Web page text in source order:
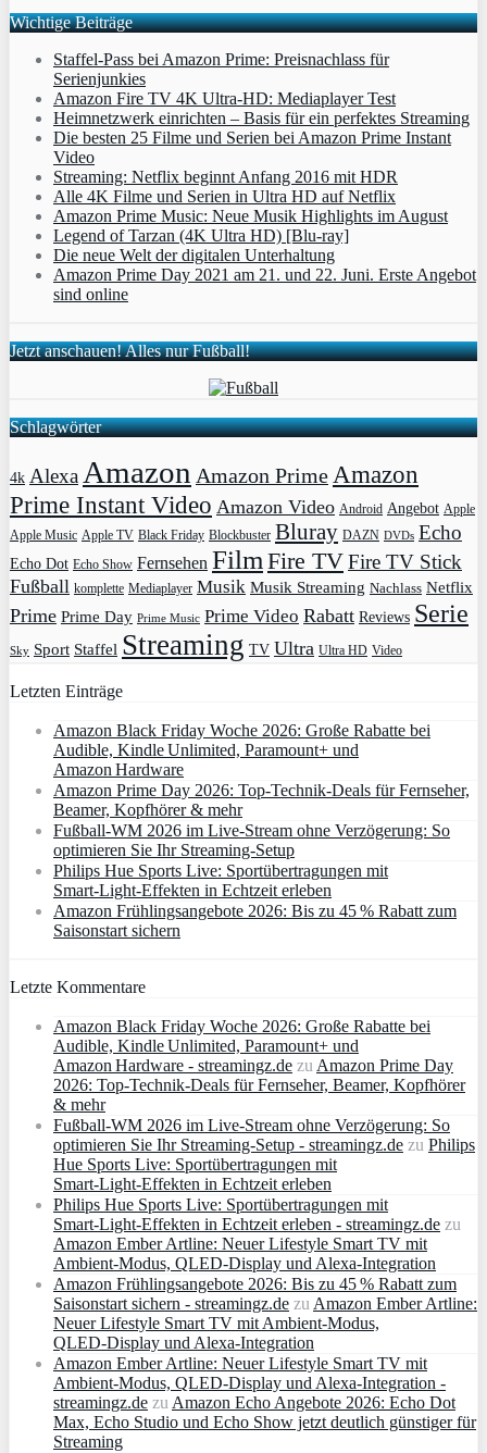
Wichtige Beiträge
Staffel-Pass bei Amazon Prime: Preisnachlass für
Serienjunkies
Amazon Fire TV 4K Ultra-HD: Mediaplayer Test
Heimnetzwerk einrichten – Basis für ein perfektes Streaming
Die besten 25 Filme und Serien bei Amazon Prime Instant
Video
Streaming: Netflix beginnt Anfang 2016 mit HDR
Alle 4K Filme und Serien in Ultra HD auf Netflix
Amazon Prime Music: Neue Musik Highlights im August
Legend of Tarzan (4K Ultra HD) [Blu-ray]
Die neue Welt der digitalen Unterhaltung
Amazon Prime Day 2021 am 21. und 22. Juni. Erste Angebot
sind online
Jetzt anschauen! Alles nur Fußball!
Schlagwörter
4k Alexa Amazon Amazon PrimeAmazon
Prime Instant Video Amazon Video Android Angebot Apple
Apple Music Apple TV Black Friday Blockbuster Bluray DAZN DVDs Echo
Echo Dot Echo Show Fernsehen Film Fire TVFire TV Stick
Fußball komplette Mediaplayer Musik Musik Streaming Nachlass Netflix
Prime Prime Day Prime Music Prime Video Rabatt Reviews Serie
Sky Sport Staffel Streaming TV Ultra Ultra HD Video
Letzten Einträge
Amazon Black Friday Woche 2026: Große Rabatte bei
Audible, Kindle Unlimited, Paramount+ und
Amazon Hardware
Amazon Prime Day 2026: Top-Technik-Deals für Fernseher,
Beamer, Kopfhörer & mehr
Fußball-WM 2026 im Live-Stream ohne Verzögerung: So
optimieren Sie Ihr Streaming-Setup
Philips Hue Sports Live: Sportübertragungen mit
Smart‑Light‑Effekten in Echtzeit erleben
Amazon Frühlingsangebote 2026: Bis zu 45 % Rabatt zum
Saisonstart sichern
Letzte Kommentare
Amazon Black Friday Woche 2026: Große Rabatte bei
Audible, Kindle Unlimited, Paramount+ und
Amazon Hardware - streamingz.de zu Amazon Prime Day
2026: Top-Technik-Deals für Fernseher, Beamer, Kopfhörer
& mehr
Fußball-WM 2026 im Live-Stream ohne Verzögerung: So
optimieren Sie Ihr Streaming-Setup - streamingz.de zu Philips
Hue Sports Live: Sportübertragungen mit
Smart‑Light‑Effekten in Echtzeit erleben
Philips Hue Sports Live: Sportübertragungen mit
Smart‑Light‑Effekten in Echtzeit erleben - streamingz.de zu
Amazon Ember Artline: Neuer Lifestyle Smart TV mit
Ambient‑Modus, QLED‑Display und Alexa‑Integration
Amazon Frühlingsangebote 2026: Bis zu 45 % Rabatt zum
Saisonstart sichern - streamingz.de zu Amazon Ember Artline:
Neuer Lifestyle Smart TV mit Ambient‑Modus,
QLED‑Display und Alexa‑Integration
Amazon Ember Artline: Neuer Lifestyle Smart TV mit
Ambient‑Modus, QLED‑Display und Alexa‑Integration -
streamingz.de zu Amazon Echo Angebote 2026: Echo Dot
Max, Echo Studio und Echo Show jetzt deutlich günstiger für
Streaming